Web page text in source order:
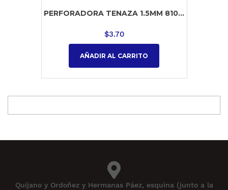
PERFORADORA TENAZA 1.5MM 810...
$3.70
AÑADIR AL CARRITO
Quijano y Ordoñez y Hermanas Páez, esquina (junto a la